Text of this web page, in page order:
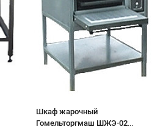
Шкаф жарочный
Гомельторгмаш ШЖЭ-02